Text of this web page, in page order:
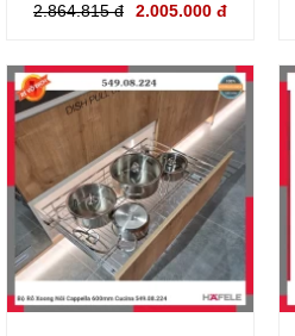
2.864.815 đ 2.005.000 đ